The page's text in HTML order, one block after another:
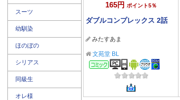
165円 ポイント5％
ダブルコンプレックス 2話
みたすあま
文苑堂 BL
コミック
スーツ
幼馴染
ほのぼの
シリアス
同級生
オレ様